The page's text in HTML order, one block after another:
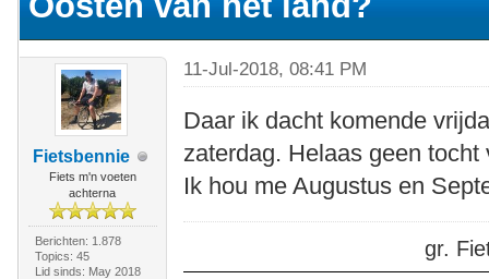
Fietsbennie
Fiets m'n voeten
achterna
Berichten: 1.878
Topics: 45
Lid sinds: May 2018
11-Jul-2018, 08:41 PM
Daar ik dacht komende
zaterdag. Helaas geen tocht
Ik hou me Augustus en
gr.